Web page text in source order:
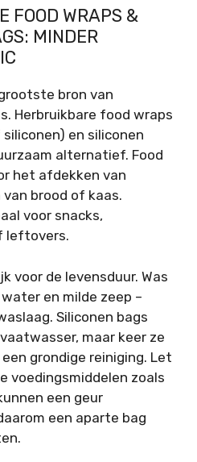
FOOD WRAPS &
MINDER
bron van
Herbruikbare food wraps
en siliconen
alternatief. Food
het afdekken van
brood of kaas.
voor snacks,
leftovers.
voor de levensduur. Was
en milde zeep –
Siliconen bags
maar keer ze
grondige reiniging. Let
voedingsmiddelen zoals
een geur
een aparte bag